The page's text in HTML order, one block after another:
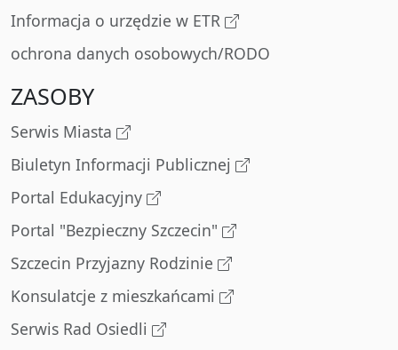
Informacja o urzędzie w ETR
ochrona danych osobowych/RODO
ZASOBY
Serwis Miasta
Biuletyn Informacji Publicznej
Portal Edukacyjny
Portal "Bezpieczny Szczecin"
Szczecin Przyjazny Rodzinie
Konsulatcje z mieszkańcami
Serwis Rad Osiedli